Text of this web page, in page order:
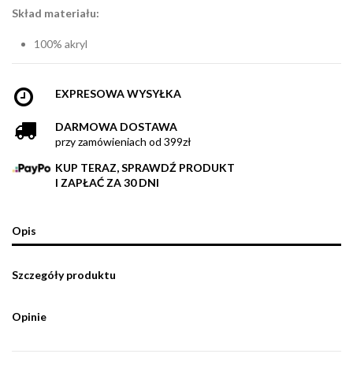
Skład materiału:
100% akryl
EXPRESOWA WYSYŁKA
DARMOWA DOSTAWA
przy zamówieniach od 399zł
KUP TERAZ, SPRAWDŹ PRODUKT
I ZAPŁAĆ ZA 30 DNI
Opis
Szczegóły produktu
Opinie